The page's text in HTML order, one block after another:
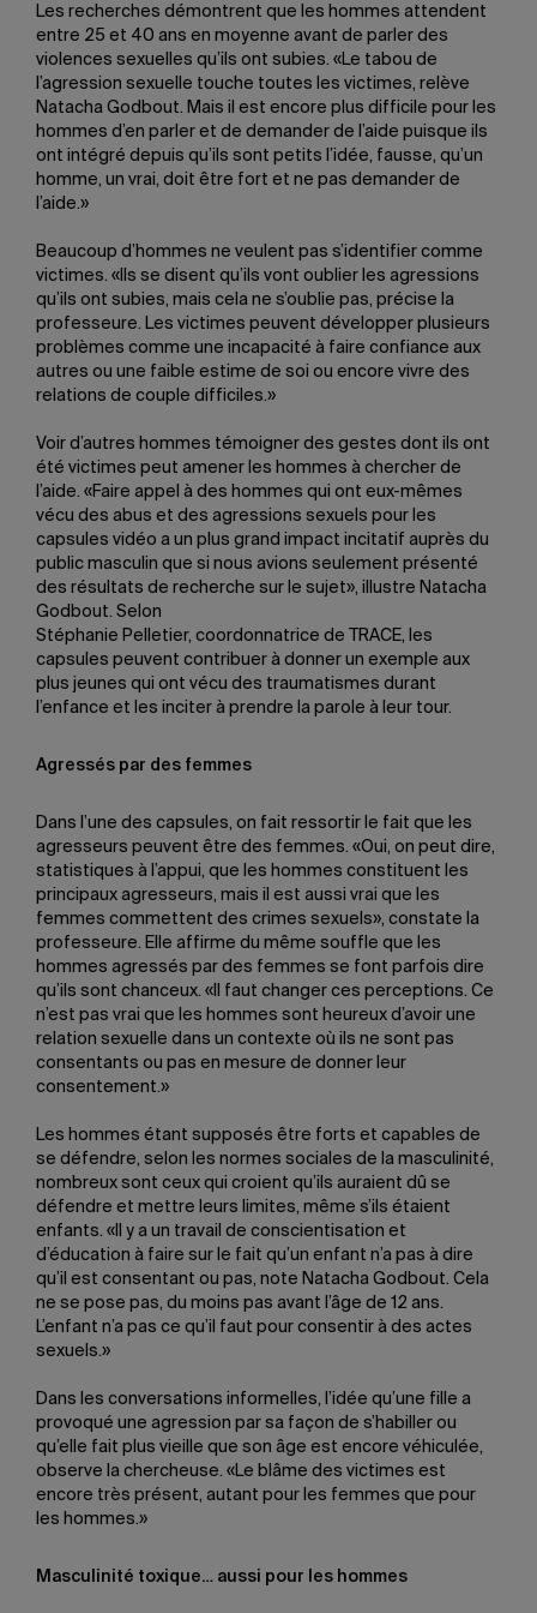
Les recherches démontrent que les hommes attendent
entre 25 et 40 ans en moyenne avant de parler des
violences sexuelles qu’ils ont subies. «Le tabou de
l’agression sexuelle touche toutes les victimes, relève
Natacha Godbout. Mais il est encore plus difficile pour les
hommes d’en parler et de demander de l’aide puisque ils
ont intégré depuis qu’ils sont petits l’idée, fausse, qu’un
homme, un vrai, doit être fort et ne pas demander de
l’aide.»
Beaucoup d’hommes ne veulent pas s’identifier comme
victimes. «Ils se disent qu’ils vont oublier les agressions
qu’ils ont subies, mais cela ne s’oublie pas, précise la
professeure. Les victimes peuvent développer plusieurs
problèmes comme une incapacité à faire confiance aux
autres ou une faible estime de soi ou encore vivre des
relations de couple difficiles.»
Voir d’autres hommes témoigner des gestes dont ils ont
été victimes peut amener les hommes à chercher de
l’aide. «Faire appel à des hommes qui ont eux-mêmes
vécu des abus et des agressions sexuels pour les
capsules vidéo a un plus grand impact incitatif auprès du
public masculin que si nous avions seulement présenté
des résultats de recherche sur le sujet», illustre Natacha
Godbout. Selon
Stéphanie Pelletier, coordonnatrice de TRACE, les
capsules peuvent contribuer à donner un exemple aux
plus jeunes qui ont vécu des traumatismes durant
l’enfance et les inciter à prendre la parole à leur tour.
Agressés par des femmes
Dans l’une des capsules, on fait ressortir le fait que les
agresseurs peuvent être des femmes. «Oui, on peut dire,
statistiques à l’appui, que les hommes constituent les
principaux agresseurs, mais il est aussi vrai que les
femmes commettent des crimes sexuels», constate la
professeure. Elle affirme du même souffle que les
hommes agressés par des femmes se font parfois dire
qu’ils sont chanceux. «Il faut changer ces perceptions. Ce
n’est pas vrai que les hommes sont heureux d’avoir une
relation sexuelle dans un contexte où ils ne sont pas
consentants ou pas en mesure de donner leur
consentement.»
Les hommes étant supposés être forts et capables de
se défendre, selon les normes sociales de la masculinité,
nombreux sont ceux qui croient qu’ils auraient dû se
défendre et mettre leurs limites, même s’ils étaient
enfants. «Il y a un travail de conscientisation et
d’éducation à faire sur le fait qu’un enfant n’a pas à dire
qu’il est consentant ou pas, note Natacha Godbout. Cela
ne se pose pas, du moins pas avant l’âge de 12 ans.
L’enfant n’a pas ce qu’il faut pour consentir à des actes
sexuels.»
Dans les conversations informelles, l’idée qu’une fille a
provoqué une agression par sa façon de s’habiller ou
qu’elle fait plus vieille que son âge est encore véhiculée,
observe la chercheuse. «Le blâme des victimes est
encore très présent, autant pour les femmes que pour
les hommes.»
Masculinité toxique… aussi pour les hommes